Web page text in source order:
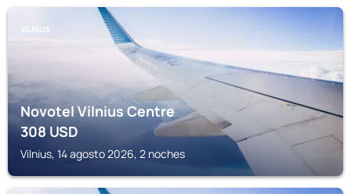
VILNIUS
Novotel Vilnius Centre
308USD
Vilnius, 14 agosto 2026, 2 noches